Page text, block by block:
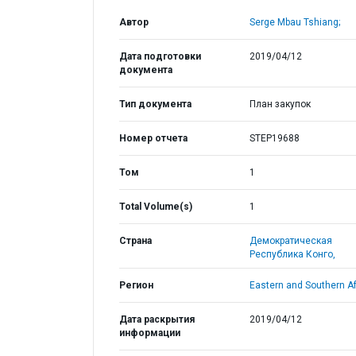
Автор Serge Mbau Tshiang;
Дата подготовки
документа
2019/04/12
Тип документа План закупок
Номер отчета STEP19688
Том 1
Total Volume(s) 1
Страна
Демократическая
Республика Конго,
Регион Eastern and Southern
Дата раскрытия
информации
2019/04/12